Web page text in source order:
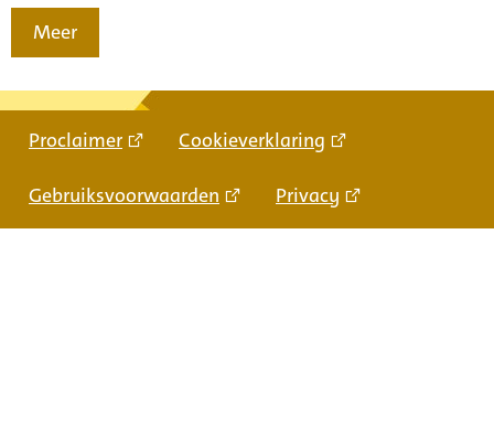
Meer
Proclaimer Cookieverklaring
Gebruiksvoorwaarden Privacy